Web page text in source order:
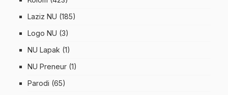
Laziz NU (185)
Logo NU (3)
NU Lapak (1)
NU Preneur (1)
Parodi (65)